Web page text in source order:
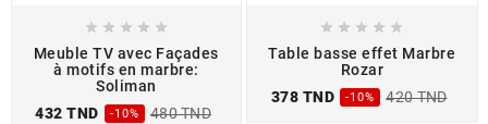
    
Meuble TV avec Façades
à motifs en marbre:
Soliman
432 TND
-10% 480 TND
    
Table basse effet Marbre
Rozar
378 TND
-10% 420 TND